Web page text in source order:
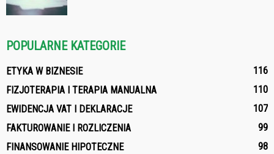
POPULARNE KATEGORIE
ETYKA W BIZNESIE
116
FIZJOTERAPIA I TERAPIA MANUALNA
110
EWIDENCJA VAT I DEKLARACJE
107
FAKTUROWANIE I ROZLICZENIA
99
FINANSOWANIE HIPOTECZNE
98